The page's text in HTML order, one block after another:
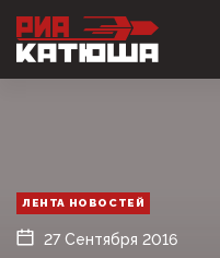
ЛЕНТА НОВОСТЕЙ
27 Сентября 2016